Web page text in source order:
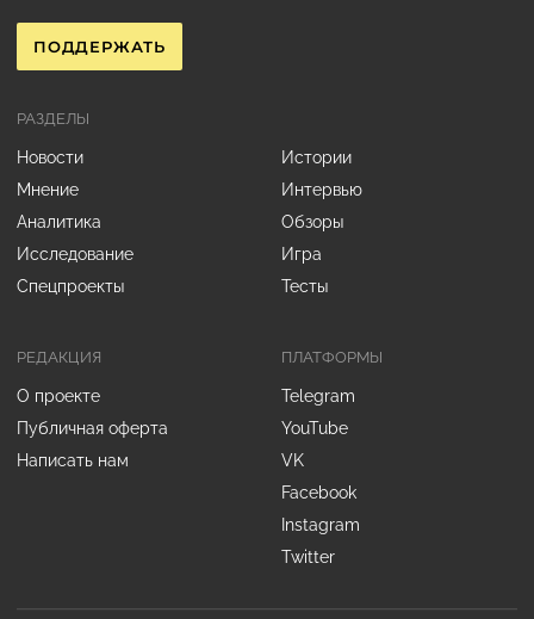
ПОДДЕРЖАТЬ
РЕДАКЦИЯ
О проекте
Публичная оферта
Написать нам
РАЗДЕЛЫ
Новости
Истории
Мнение
Интервью
Аналитика
Обзоры
Исследование
Игра
Спецпроекты
Тесты
ПЛАТФОРМЫ
Telegram
YouTube
VK
Facebook
Instagram
Twitter